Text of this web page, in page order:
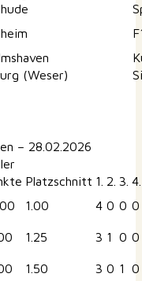
(Weser)
– 28.02.2026
Platzschnitt 1. 2. 3. 4.
1.00 4 0 0 0
1.25 3 1 0 0
1.50 3 0 1
0